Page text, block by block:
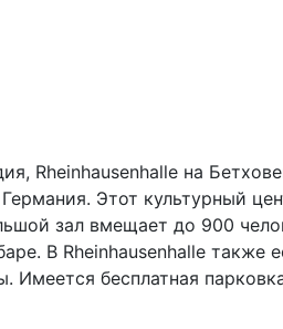
Этот культурный
зал вмещает до 900
В Rheinhausenhalle также
Имеется бесплатная